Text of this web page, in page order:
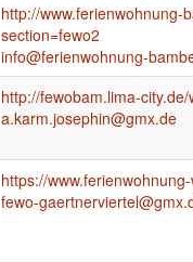
http://www.ferienwohnung-
section=fewo2
info@ferienwohnung-
http://fewobam.lima-
a.karm.josephin@gmx.de
https://
fewo-